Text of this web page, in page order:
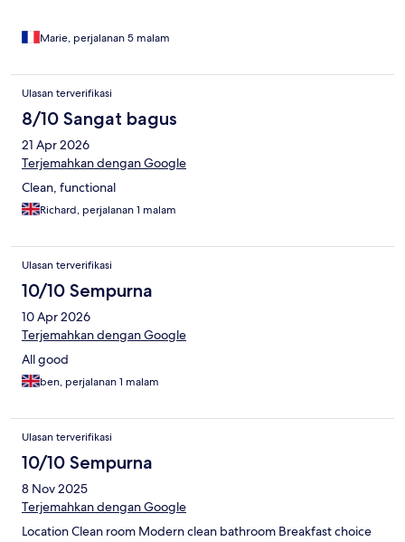
Marie, perjalanan 5 malam
Ulasan terverifikasi
8/10 Sangat bagus
21 Apr 2026
Terjemahkan dengan Google
Clean, functional
Richard, perjalanan 1 malam
Ulasan terverifikasi
10/10 Sempurna
10 Apr 2026
Terjemahkan dengan Google
All good
ben, perjalanan 1 malam
Ulasan terverifikasi
10/10 Sempurna
8 Nov 2025
Terjemahkan dengan Google
Location Clean room Modern clean bathroom Breakfast choice